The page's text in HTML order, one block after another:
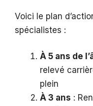
Voici le plan
spécialistes :
À 5 ans de
relevé
plein
À 3 ans :